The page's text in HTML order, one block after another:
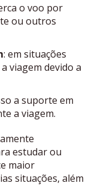
o voo por
ou outros
: em situações
viagem devido a
a suporte em
a viagem.
estudar ou
maior
situações, além